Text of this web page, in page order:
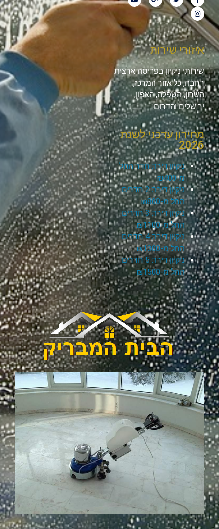
איזורי שירות
שירותי ניקיון בפריסה ארצית
רחבה, כל אזור המרכז,
השרון, השפלה, הצפון,
ירושלים והדרום.
מחירון עדכני לשנת
2026
ניקיון דירת חדר החל
מ-₪400
ניקיון דירת 2 חדרים
החל מ-₪800
ניקיון דירת 3 חדרים
החל מ-₪1100
ניקיון דירת 4 חדרים
החל מ-₪1300
ניקיון דירת 5 חדרים
החל מ-₪1500